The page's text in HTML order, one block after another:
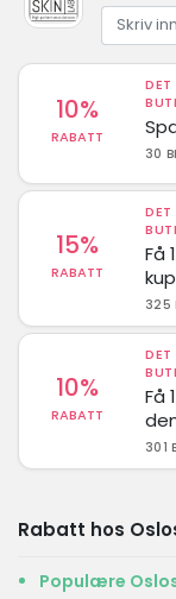
10%
RABATT
DET
30
15%
RABATT
DET
Få
325
10%
RABATT
DET
Få
301
Rabatt hos
Populære